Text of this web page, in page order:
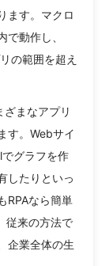
ます。マクロ
動作し、
の範囲を超え
まなアプリ
す。Webサイ
グラフを作
したりといっ
RPAなら簡単
従来の方法で
企業全体の生